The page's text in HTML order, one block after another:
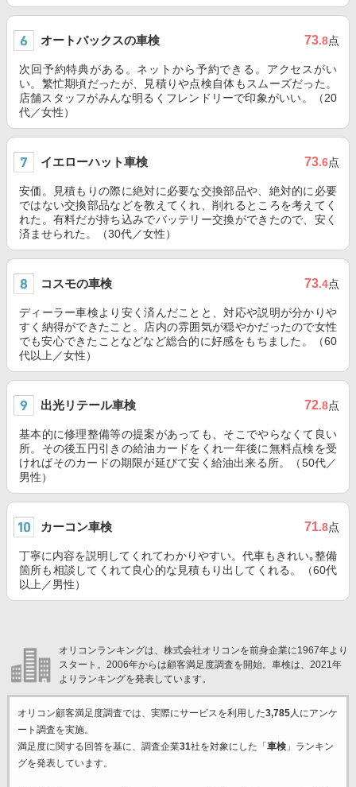
オートバックスの車検 73.8点
次回予約特典がある。ネットから予約できる。アクセスがい
い。繁忙期頃だったが、見積りや点検自体もスムーズだった。
店舗スタッフがみんな明るくフレンドリーで印象がいい。（20
代／女性）
イエローハット車検 73.6点
安価。見積もりの際に絶対に必要な交換部品や、絶対的に必要
ではない交換部品などを教えてくれ、削れるところを考えてく
れた。有料だが持ち込みでバッテリー交換ができたので、安く
済ませられた。（30代／女性）
コスモの車検 73.4点
ディーラー車検より安く済んだことと、対応や説明が分かりや
すく納得ができたこと。店内の雰囲気が穏やかだったので女性
でも安心できたことなどなど総合的に好感をもちました。（60
代以上／女性）
出光リテール車検 72.8点
基本的に修理整備等の提案があっても、そこでやらなくて良い
所。その後五円引きの給油カードをくれ一年後に無料点検を受
ければそのカードの期限が延びて安く給油出来る所。（50代／
男性）
カーコン車検 71.8点
丁寧に内容を説明してくれてわかりやすい。代車もきれい｡整備
箇所も相談してくれて良心的な見積もり出してくれる。（60代
以上／男性）
オリコンランキングは、株式会社オリコンを前身企業に1967年より
スタート。2006年からは顧客満足度調査を開始。車検は、2021年
よりランキングを発表しています。
オリコン顧客満足度調査では、実際にサービスを利用した3,785人にアンケ
ート調査を実施。
満足度に関する回答を基に、調査企業31社を対象にした「 車検」ランキン
グを発表しています。